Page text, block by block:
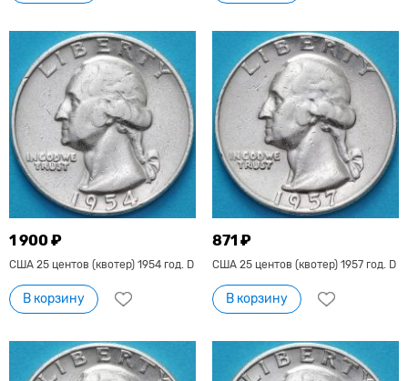
1 900 ₽
США 25 центов (квотер) 1954 год. D
В корзину
871 ₽
США 25 центов (квотер) 1957 год. D
В корзину